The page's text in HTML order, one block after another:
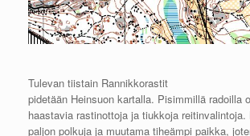
Tulevan tiistain Rannikkorastit
pidetään Heinsuon kartalla. Pisimmillä radoilla
haastavia rastinottoja ja tiukkoja
paljon polkuja ja muutama tiheämpi paikka,